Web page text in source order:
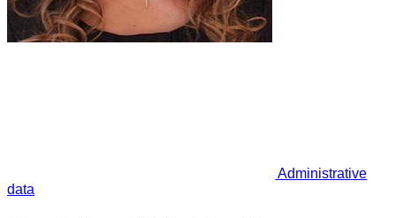
Administrative
data